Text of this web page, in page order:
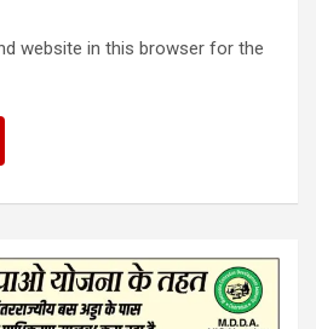
website in this browser for the